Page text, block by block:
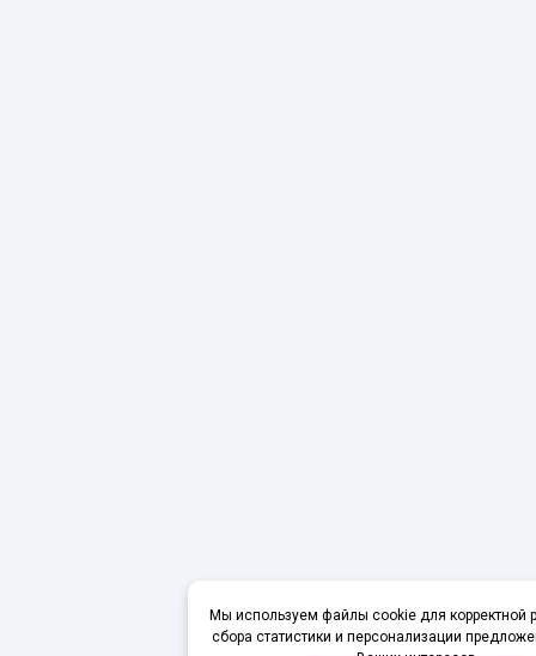
Мы используем файлы cookie для корректной
сбора статистики и персонализации